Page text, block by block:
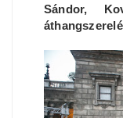
Sándor,